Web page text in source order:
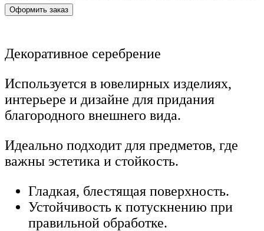
Оформить заказ
Декоративное серебрение
Используется в ювелирных изделиях,
интерьере и дизайне для придания
благородного внешнего вида.
Идеально подходит для предметов, где
важны эстетика и стойкость.
Гладкая, блестящая поверхность.
Устойчивость к потускнению при
правильной обработке.